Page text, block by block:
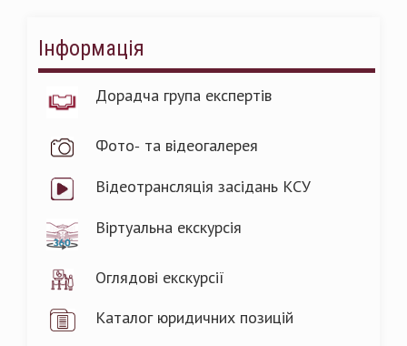
Інформація
Дорадча група експертів
Фото- та відеогалерея
Відеотрансляція засідань КСУ
Віртуальна екскурсія
Оглядові екскурсії
Каталог юридичних позицій